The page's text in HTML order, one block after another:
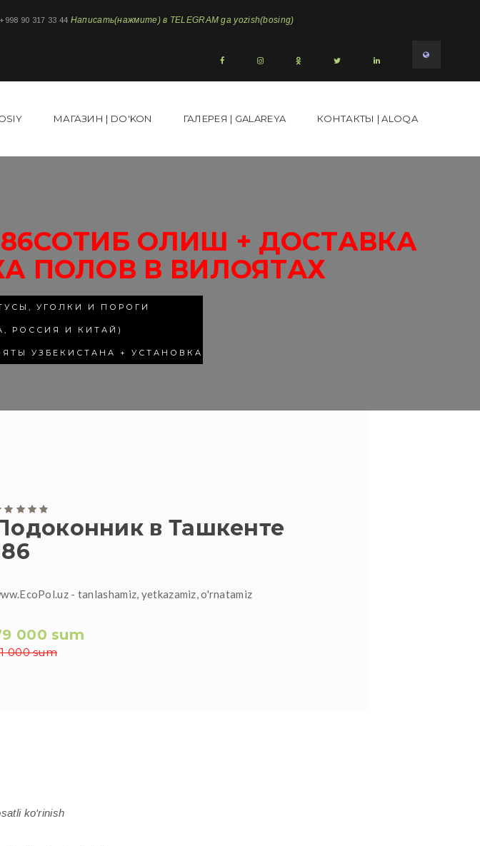
+998 90 317 33 44 Написать(нажмите) в TELEGRAM ga yozish(bosing)
МАГАЗИН | DO'KON ГАЛЕРЕЯ | GALAREYA КОНТАКТЫ | ALOQA
ОЛИШ + ДОСТАВКА
ПОЛОВ В ВИЛОЯТАХ
УГОЛКИ И ПОРОГИ
РОССИЯ И КИТАЙ)
УЗБЕКИСТАНА + УСТАНОВКА
в Ташкенте
- tanlashamiz, yetkazamiz, o'rnatamiz
000 sum
000 sum
ko'rinish